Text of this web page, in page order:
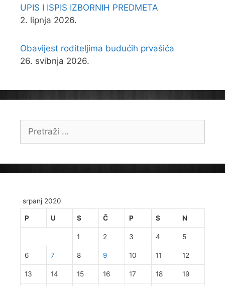
UPIS I ISPIS IZBORNIH PREDMETA
2. lipnja 2026.
Obavijest roditeljima budućih prvašića
26. svibnja 2026.
srpanj 2020
P U S Č P S N
1 2 3 4 5
6 7 8 9 10 11 12
13 14 15 16 17 18 19